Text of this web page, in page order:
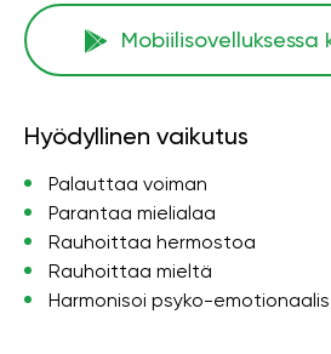
Hyödyllinen vaikutus
Palauttaa voiman
Parantaa mielialaa
Rauhoittaa hermostoa
Rauhoittaa mieltä
Harmonisoi psyko-